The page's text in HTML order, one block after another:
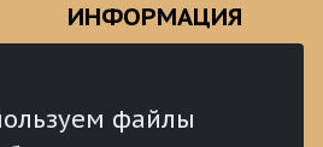
файлы
ИНФОРМАЦИЯ
аналитические
материалы